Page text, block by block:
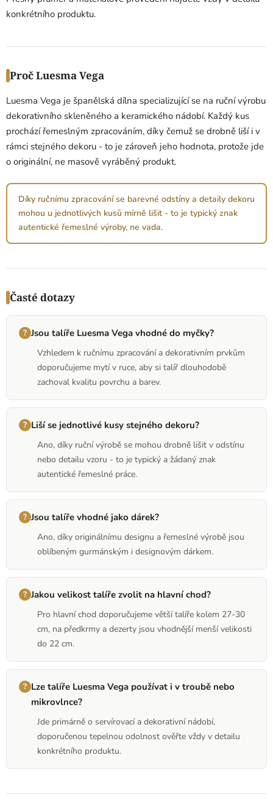
konkrétního produktu.
Proč Luesma Vega
Luesma Vega je španělská dílna specializující se na ruční výrobu
dekorativního skleněného a keramického nádobí. Každý kus
prochází řemeslným zpracováním, díky čemuž se drobně liší i v
rámci stejného dekoru - to je zároveň jeho hodnota, protože jde
o originální, ne masově vyráběný produkt.
Díky ručnímu zpracování se barevné odstíny a detaily dekoru
mohou u jednotlivých kusů mírně lišit - to je typický znak
autentické řemeslné výroby, ne vada.
Časté dotazy
Jsou talíře Luesma Vega vhodné do myčky?
Vzhledem k ručnímu zpracování a dekorativním prvkům
doporučujeme mytí v ruce, aby si talíř dlouhodobě
zachoval kvalitu povrchu a barev.
Liší se jednotlivé kusy stejného dekoru?
Ano, díky ruční výrobě se mohou drobně lišit v odstínu
nebo detailu vzoru - to je typický a žádaný znak
autentické řemeslné práce.
Jsou talíře vhodné jako dárek?
Ano, díky originálnímu designu a řemeslné výrobě jsou
oblíbeným gurmánským i designovým dárkem.
Jakou velikost talíře zvolit na hlavní chod?
Pro hlavní chod doporučujeme větší talíře kolem 27-30
cm, na předkrmy a dezerty jsou vhodnější menší velikosti
do 22 cm.
Lze talíře Luesma Vega používat i v troubě nebo
mikrovlnce?
Jde primárně o servírovací a dekorativní nádobí,
doporučenou tepelnou odolnost ověřte vždy v detailu
konkrétního produktu.